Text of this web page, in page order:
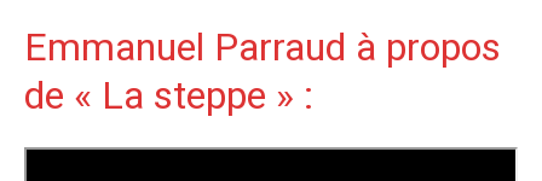
Emmanuel Parraud à propos
de « La steppe » :